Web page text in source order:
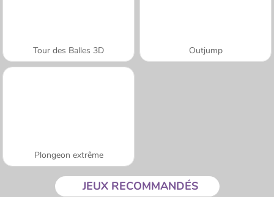
Tour des Balles 3D Outjump
Plongeon extrême
JEUX RECOMMANDÉS